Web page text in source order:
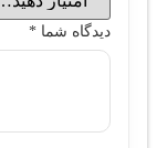
دیدگاه شما *